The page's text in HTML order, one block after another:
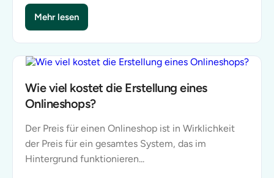
Mehr lesen
Was kostet die Erstellung einer Website?
Wie viel kostet die Erstellung eines
Onlineshops?
Der Preis für einen Onlineshop ist in Wirklichkeit
der Preis für ein gesamtes System, das im
Hintergrund funktionieren...